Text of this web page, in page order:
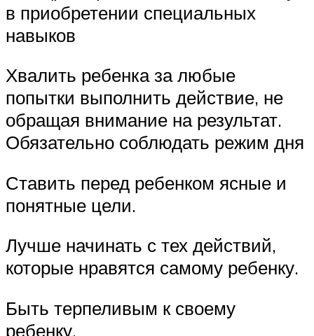
в приобретении специальных
навыков
Хвалить ребенка за любые
попытки выполнить действие, не
обращая внимание на результат.
Обязательно соблюдать режим дня
Ставить перед ребенком ясные и
понятные цели.
Лучше начинать с тех действий,
которые нравятся самому ребенку.
Быть терпеливым к своему
ребенку.